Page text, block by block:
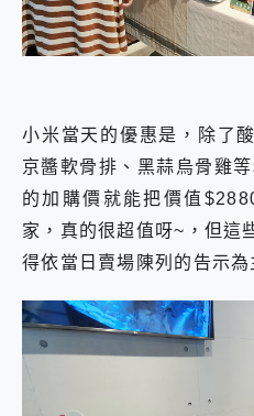
小米當天的優惠是，除了
京醬軟骨排、黑蒜烏骨雞
的加購價就能把價值
家，真的很超值呀~，但這
得依當日賣場陳列的告示為